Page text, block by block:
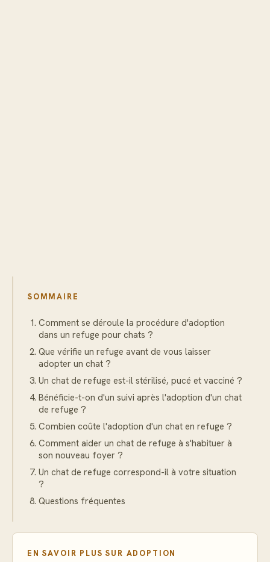
SOMMAIRE
Comment se déroule la procédure d'adoption
dans un refuge pour chats ?
Que vérifie un refuge avant de vous laisser
adopter un chat ?
Un chat de refuge est-il stérilisé, pucé et vacciné ?
Bénéficie-t-on d'un suivi après l'adoption d'un chat
de refuge ?
Combien coûte l'adoption d'un chat en refuge ?
Comment aider un chat de refuge à s'habituer à
son nouveau foyer ?
Un chat de refuge correspond-il à votre situation
?
Questions fréquentes
EN SAVOIR PLUS SUR ADOPTION